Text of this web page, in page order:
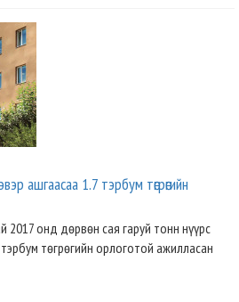
ашгаасаа 1.7 тэрбум төгрөгийн
2017 онд дөрвөн сая гаруй тонн нүүрс
төгрөгийн орлоготой ажилласан